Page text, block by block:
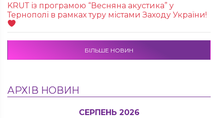
KRUТ із програмою “Весняна акустика” у
Тернополі в рамках туру містами Заходу України!
БІЛЬШЕ НОВИН
АРХІВ НОВИН
СЕРПЕНЬ 2026